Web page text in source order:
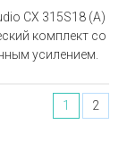
CX 315S18 (A)
комплект со
усилением.
1 2